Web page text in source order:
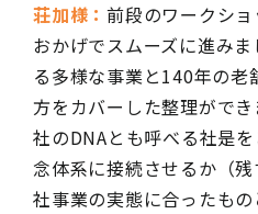
荘加様： 前段のワークシ
おかげでスムーズに進み
る多様な事業と140年の老
方をカバーした整理がで
社のDNAとも呼べる社是
念体系に接続させるか（
社事業の実態に合ったも